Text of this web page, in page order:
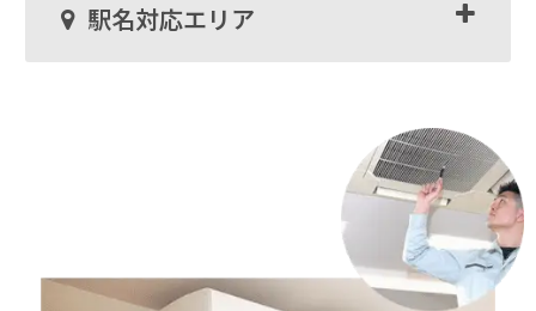
駅名対応エリア